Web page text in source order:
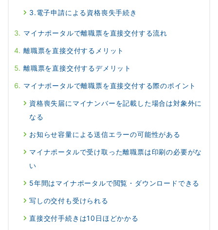
3.電子申請による資格喪失手続き
マイナポータルで離職票を直接交付する流れ
離職票を直接交付するメリット
離職票を直接交付するデメリット
マイナポータルで離職票を直接交付する際のポイント
資格喪失届にマイナンバーを記載した場合は対象外に
なる
お知らせ容量による送信エラーの可能性がある
マイナポータルで受け取った離職票は印刷の必要がな
い
5年間はマイナポータルで閲覧・ダウンロードできる
写しの交付も受けられる
直接交付手続きは10日ほどかかる